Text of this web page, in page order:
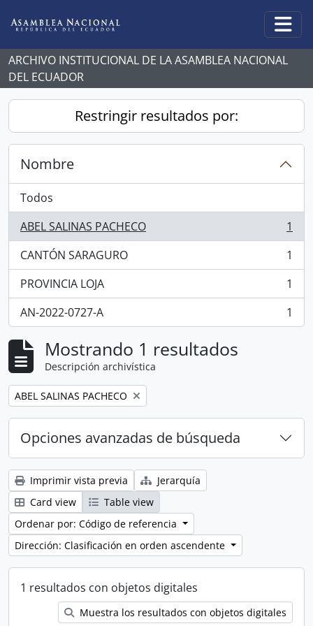
ARCHIVO INSTITUCIONAL DE LA ASAMBLEA NACIONAL
DEL ECUADOR
Restringir resultados por:
Nombre
Todos
ABEL SALINAS PACHECO
, 1 resultados
1
CANTÓN SARAGURO
, 1 resultados
1
PROVINCIA LOJA
, 1 resultados
1
AN-2022-0727-A
, 1 resultados 1
Mostrando 1 resultados
Descripción archivística
Remove filter:
ABEL SALINAS PACHECO
Opciones avanzadas de búsqueda
Imprimir vista previa
Jerarquía
Card view
Table view
Ordenar por: Código de referencia
Dirección: Clasificación en orden ascendente
1 resultados con objetos digitales
Muestra los resultados con objetos digitales